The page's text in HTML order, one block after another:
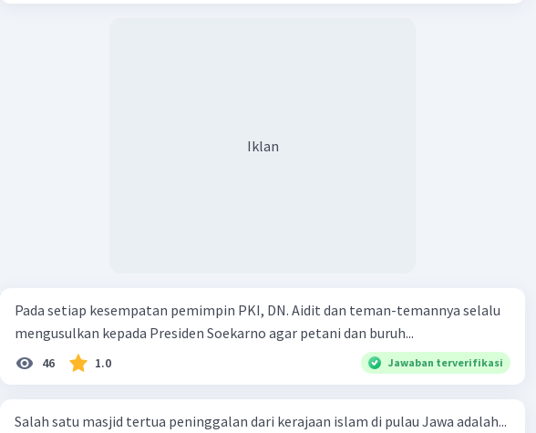
Iklan
Pada setiap kesempatan pemimpin PKI, DN. Aidit dan teman-temannya selalu
mengusulkan kepada Presiden Soekarno agar petani dan buruh...
46 1.0 Jawaban terverifikasi
Salah satu masjid tertua peninggalan dari kerajaan islam di pulau Jawa adalah...